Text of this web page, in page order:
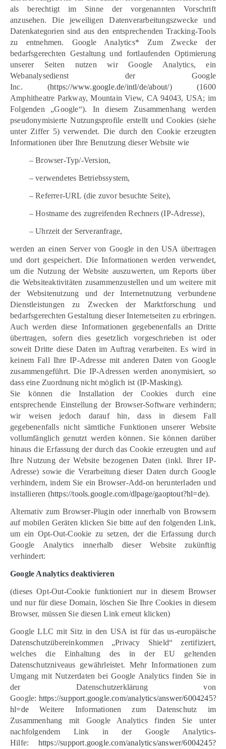
als berechtigt im Sinne der vorgenannten Vorschrift
anzusehen. Die jeweiligen Datenverarbeitungszwecke und
Datenkategorien sind aus den entsprechenden Tracking-Tools
zu entnehmen. Google Analytics* Zum Zwecke der
bedarfsgerechten Gestaltung und fortlaufenden Optimierung
unserer Seiten nutzen wir Google Analytics, ein
Webanalysedienst der Google
Inc. (https://www.google.de/intl/de/about/) (1600
Amphitheatre Parkway, Mountain View, CA 94043, USA; im
Folgenden „Google“). In diesem Zusammenhang werden
pseudonymisierte Nutzungsprofile erstellt und Cookies (siehe
unter Ziffer 5) verwendet. Die durch den Cookie erzeugten
Informationen über Ihre Benutzung dieser Website wie
– Browser-Typ/-Version,
– verwendetes Betriebssystem,
– Referrer-URL (die zuvor besuchte Seite),
– Hostname des zugreifenden Rechners (IP-Adresse),
– Uhrzeit der Serveranfrage,
werden an einen Server von Google in den USA übertragen
und dort gespeichert. Die Informationen werden verwendet,
um die Nutzung der Website auszuwerten, um Reports über
die Websiteaktivitäten zusammenzustellen und um weitere mit
der Websitenutzung und der Internetnutzung verbundene
Dienstleistungen zu Zwecken der Marktforschung und
bedarfsgerechten Gestaltung dieser Internetseiten zu erbringen.
Auch werden diese Informationen gegebenenfalls an Dritte
übertragen, sofern dies gesetzlich vorgeschrieben ist oder
soweit Dritte diese Daten im Auftrag verarbeiten. Es wird in
keinem Fall Ihre IP-Adresse mit anderen Daten von Google
zusammengeführt. Die IP-Adressen werden anonymisiert, so
dass eine Zuordnung nicht möglich ist (IP-Masking).
Sie können die Installation der Cookies durch eine
entsprechende Einstellung der Browser-Software verhindern;
wir weisen jedoch darauf hin, dass in diesem Fall
gegebenenfalls nicht sämtliche Funktionen unserer Website
vollumfänglich genutzt werden können. Sie können darüber
hinaus die Erfassung der durch das Cookie erzeugten und auf
Ihre Nutzung der Website bezogenen Daten (inkl. Ihrer IP-
Adresse) sowie die Verarbeitung dieser Daten durch Google
verhindern, indem Sie ein Browser-Add-on herunterladen und
installieren (https://tools.google.com/dlpage/gaoptout?hl=de).
Alternativ zum Browser-Plugin oder innerhalb von Browsern
auf mobilen Geräten klicken Sie bitte auf den folgenden Link,
um ein Opt-Out-Cookie zu setzen, der die Erfassung durch
Google Analytics innerhalb dieser Website zukünftig
verhindert:
Google Analytics deaktivieren
(dieses Opt-Out-Cookie funktioniert nur in diesem Browser
und nur für diese Domain, löschen Sie Ihre Cookies in diesem
Browser, müssen Sie diesen Link erneut klicken)
Google LLC mit Sitz in den USA ist für das us-europäische
Datenschutzübereinkommen „Privacy Shield“ zertifiziert,
welches die Einhaltung des in der EU geltenden
Datenschutzniveaus gewährleistet. Mehr Informationen zum
Umgang mit Nutzerdaten bei Google Analytics finden Sie in
der Datenschutzerklärung von
Google: https://support.google.com/analytics/answer/6004245?
hl=de Weitere Informationen zum Datenschutz im
Zusammenhang mit Google Analytics finden Sie unter
nachfolgendem Link in der Google Analytics-
Hilfe: https://support.google.com/analytics/answer/6004245?